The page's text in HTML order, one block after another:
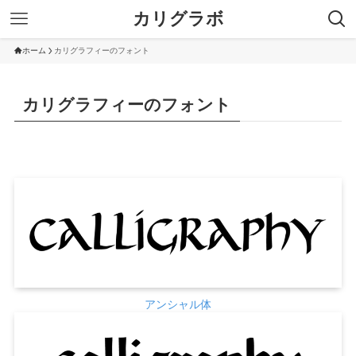
カリグラボ
ホーム カリグラフィーのフォント
カリグラフィーのフォント
アンシャル体